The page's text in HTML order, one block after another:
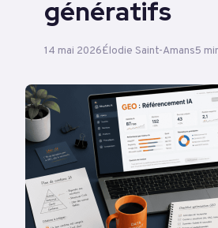
génératifs
14 mai 2026Élodie Saint-Amans5